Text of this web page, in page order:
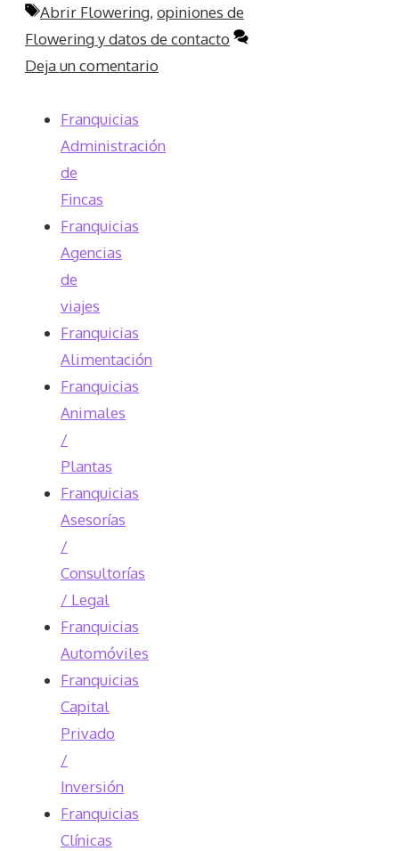
Etiquetas
Abrir Flowering, opiniones de
Flowering y datos de contacto
Deja un comentario
Franquicias
Administración
de
Fincas
Franquicias
Agencias
de
viajes
Franquicias
Alimentación
Franquicias
Animales
/
Plantas
Franquicias
Asesorías
/
Consultorías
/ Legal
Franquicias
Automóviles
Franquicias
Capital
Privado
/
Inversión
Franquicias
Clínicas